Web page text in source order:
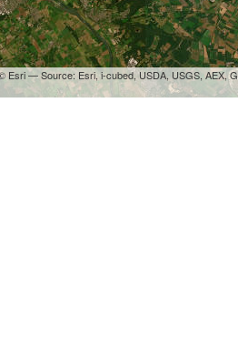
Esri — Source: Esri, i-cubed, USDA, USGS, AEX,